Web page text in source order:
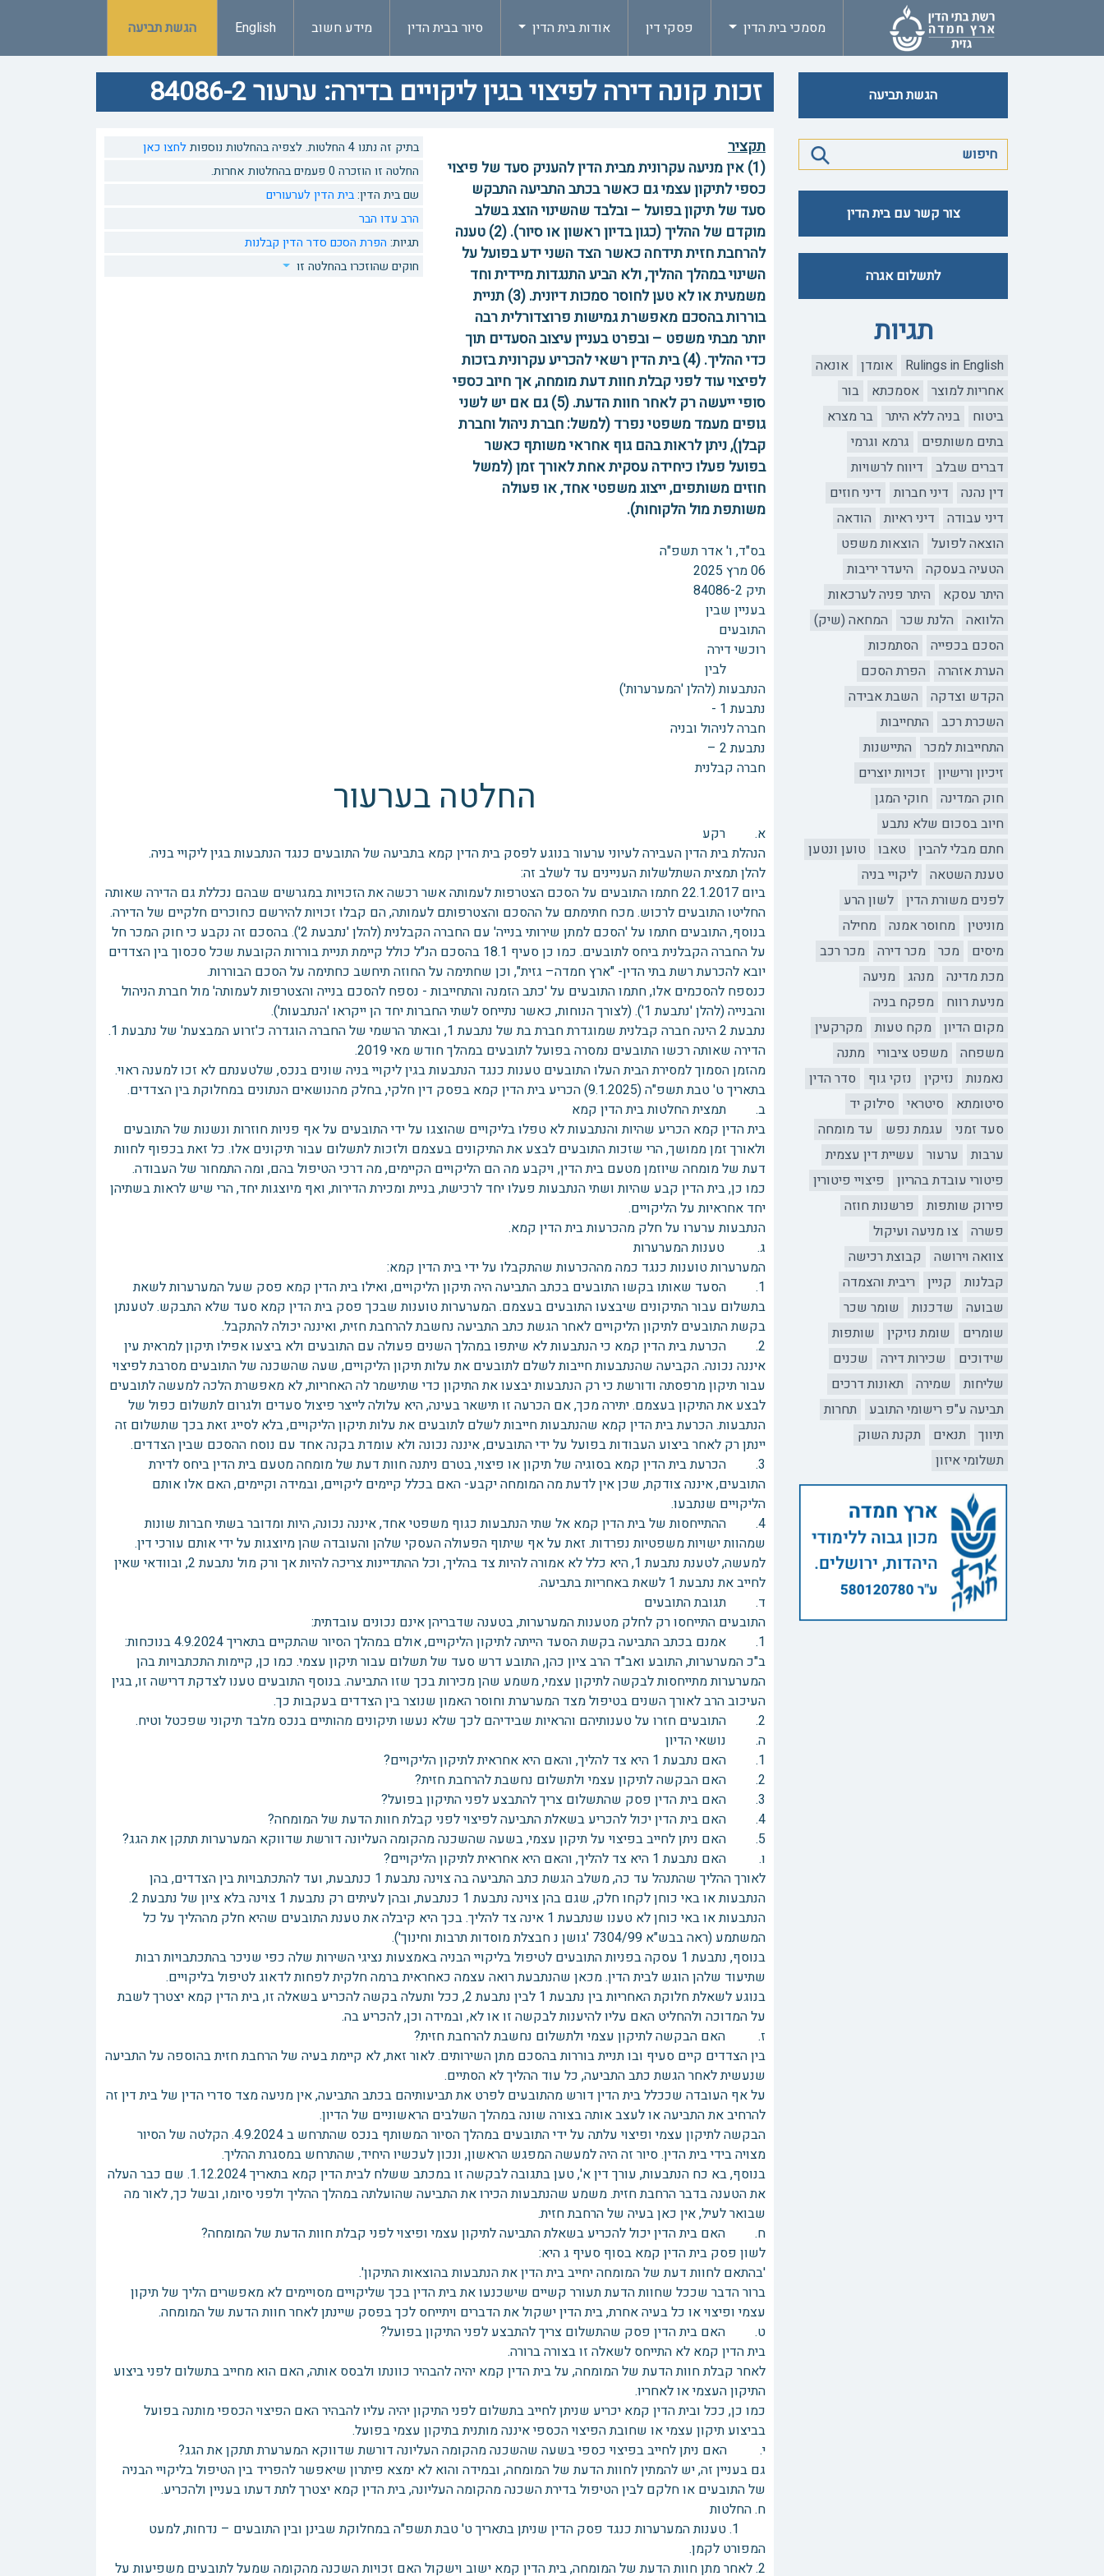
מסמכי בית הדין פסקי דין אודות בית הדין סיור בבית הדין מידע חשוב English הגשת תביעה
הגשת תביעה
צור קשר עם בית הדין
לתשלום אגרה
תגיות
Rulings in English אומדן
אונאה
אחריות למוצר
אסמכתא
בור
ביטוח
בניה ללא היתר
בר מצרא
בתים משותפים
גרמא וגרמי
דברים שבלב
דיווח לרשויות
דין נהנה
דיני חברות
דיני חוזים
דיני עבודה
דיני ראיות
הודאה
הוצאה לפועל
הוצאות משפט
הטעיה בעסקה
היעדר יריבות
היתר עסקא
היתר פניה לערכאות
הלוואה
הלנת שכר
המחאה (שיק)
הסכם בכפייה
הסתמכות
הערת אזהרה
הפרת הסכם
הקדש וצדקה
השבת אבידה
השכרת רכב
התחייבות
התחייבות למכר
התיישנות
זיכיון ורישיון
זכויות יוצרים
חוק המדינה
חוקי המגן
חיוב בסכום שלא נתבע
חתם מבלי להבין
טאבו
טוען ונטען
טענת השטאה
ליקויי בניה
לפנים משורת הדין
לשון הרע
מוניטין
מחוסר אמנה
מחילה
מיסים
מכר מכר דירה
מכר רכב
מכת מדינה
מנהג
מניעה
מניעת רווח
מפקח בניה
מקום הדיון
מקח טעות
מקרקעין
משפחה
משפט ציבורי
מתנה
נאמנות
נזיקין נזקי גוף
סדר הדין
סיטומתא
סיטראי
סילוק יד
סעד זמני
עגמת נפש
עד מומחה
ערבות
ערעור
עשיית דין עצמית
פיטורי עובדת בהריון
פיצויי פיטורין
פירוק שותפות
פרשנות חוזה
פשרה
צו מניעה ועיקול
צוואה וירושה
קבוצת רכישה
קבלנות
קניין
ריבית והצמדה
שבועה
שדכנות
שומר שכר
שומרים
שומת נזיקין
שותפות
שידוכים
שכירות דירה
שכנים
שליחות
שמירה
תאונות דרכים
תביעה ע"פ רישומי התובע
תחרות
תיווך
תנאים
תקנת השוק
תשלומי איזון
זכות קונה דירה לפיצוי בגין ליקויים בדירה: ערעור 84086-2
תקציר
(1) אין מניעה עקרונית מבית הדין להעניק סעד של פיצוי
כספי לתיקון עצמי גם כאשר בכתב התביעה התבקש
סעד של תיקון בפועל – ובלבד שהשינוי הוצג בשלב
מוקדם של ההליך (כגון בדיון ראשון או סיור). (2) טענה
להרחבת חזית תידחה כאשר הצד השני ידע בפועל על
השינוי במהלך ההליך, ולא הביע התנגדות מיידית וחד
משמעית או לא טען לחוסר סמכות דיונית. (3) תניית
בוררות בהסכם מאפשרת גמישות פרוצדורלית רבה
יותר מבתי משפט – ובפרט בעניין עיצוב הסעדים תוך
כדי ההליך. (4) בית הדין רשאי להכריע עקרונית בזכות
לפיצוי עוד לפני קבלת חוות דעת מומחה, אך חיוב כספי
סופי ייעשה רק לאחר חוות הדעת. (5) גם אם יש לשני
גופים מעמד משפטי נפרד (למשל: חברת ניהול וחברת
קבלן), ניתן לראות בהם גוף אחראי משותף כאשר
בפועל פעלו כיחידה עסקית אחת לאורך זמן (למשל
חוזים משותפים, ייצוג משפטי אחד, או פעולה
משותפת מול הלקוחות).
בתיק זה נתנו 4 החלטות. לצפיה בהחלטות נוספות
לחצו כאן
החלטה זו הוזכרה 0 פעמים בהחלטות אחרות.
שם בית הדין:בית הדין לערעורים
הרב עדו הבר
תגיות: הפרת הסכם סדר הדין קבלנות
חוקים שהוזכרו בהחלטה זו
בס"ד, ‏ו' אדר תשפ"ה
תיק 84086-2
בעניין שבין
התובעים
רוכשי דירה
לבין
הנתבעות (להלן 'המערערות')
נתבעת 1 -
חברה לניהול ובניה
נתבעת 2 –
חברה קבלנית
החלטה בערעור
א. רקע
הנהלת בית הדין העבירה לעיוני ערעור בנוגע לפסק בית הדין קמא בתביעה של התובעים כנגד הנתבעות בגין ליקויי בניה.
להלן תמצית השתלשלות העניינים עד לשלב זה:
ביום 22.1.2017 חתמו התובעים על הסכם הצטרפות לעמותה אשר רכשה את הזכויות במגרשים שבהם נכללת גם הדירה שאותה
החליטו התובעים לרכוש. מכח חתימתם על ההסכם והצטרפותם לעמותה, הם קבלו זכויות להירשם כחוכרים חלקיים של הדירה.
בנוסף, התובעים חתמו על 'הסכם למתן שירותי בנייה' עם החברה הקבלנית (להלן 'נתבעת 2'). בהסכם זה נקבע כי חוק המכר חל
על החברה הקבלנית ביחס לתובעים. כמו כן סעיף 18.1 בהסכם הנ"ל כולל קיימת תניית בוררות הקובעת שכל סכסוך בין הצדדים
יובא להכרעת רשת בתי הדין- "ארץ חמדה– גזית", וכן שחתימה על החוזה תיחשב כחתימה על הסכם הבוררות.
כנספח להסכמים אלו, חתמו התובעים על 'כתב הזמנה והתחייבות - נספח להסכם בנייה והצטרפות לעמותה' מול חברת הניהול
והבנייה (להלן 'נתבעת 1'). (לצורך הנוחות, כאשר נתייחס לשתי החברות יחד הן ייקראו 'הנתבעות').
נתבעת 2 הינה חברה קבלנית שמוגדרת חברת בת של נתבעת 1, ובאתר הרשמי של החברה הוגדרה כ'זרוע המבצעת' של נתבעת 1.
הדירה שאותה רכשו התובעים נמסרה בפועל לתובעים במהלך חודש מאי 2019.
מהזמן הסמוך למסירת הבית העלו התובעים טענות כנגד הנתבעות בגין ליקויי בניה שונים בנכס, שלטענתם לא זכו למענה ראוי.
בתאריך ט' טבת תשפ"ה (9.1.2025) הכריע בית הדין קמא בפסק דין חלקי, בחלק מהנושאים הנתונים במחלוקת בין הצדדים.
ב. תמצית החלטות בית הדין קמא
בית הדין קמא הכריע שהיות והנתבעות לא טפלו בליקויים שהוצגו על ידי התובעים על אף פניות חוזרות ונשנות של התובעים
ולאורך זמן ממושך, הרי שזכות התובעים לבצע את התיקונים בעצמם ולזכות לתשלום עבור תיקונים אלו. כל זאת בכפוף לחוות
דעת של מומחה שיוזמן מטעם בית הדין, ויקבע מה הם הליקויים הקיימים, מה דרכי הטיפול בהם, ומה התמחור של העבודה.
כמו כן, בית הדין קבע שהיות ושתי הנתבעות פעלו יחד לרכישת, בניית ומכירת הדירות, ואף מיוצגות יחד, הרי שיש לראות בשתיהן
יחד אחראיות על הליקויים.
הנתבעות ערערו על חלק מהכרעות בית הדין קמא.
ג. טענות המערערות
המערערות טוענות כנגד כמה מההכרעות שהתקבלו על ידי בית הדין קמא:
1. הסעד שאותו בקשו התובעים בכתב התביעה היה תיקון הליקויים, ואילו בית הדין קמא פסק שעל המערערות לשאת
בתשלום עבור התיקונים שיבצעו התובעים בעצמם. המערערות טוענות שבכך פסק בית הדין קמא סעד שלא התבקש. לטענתן
בקשת התובעים לתיקון הליקויים לאחר הגשת כתב התביעה נחשבת להרחבת חזית, ואיננה יכולה להתקבל.
2. הכרעת בית הדין קמא כי הנתבעות לא שיתפו במהלך השנים פעולה עם התובעים ולא ביצעו אפילו תיקון למראית עין
איננה נכונה. הקביעה שהנתבעות חייבות לשלם לתובעים את עלות תיקון הליקויים, שעה שהשכנה של התובעים מסרבת לפיצוי
עבור תיקון מרפסתה ודורשת כי רק הנתבעות יבצעו את התיקון כדי שתישמר לה האחריות, לא מאפשרת הלכה למעשה לתובעים
לבצע את התיקון בעצמם. יתירה מכך, אם הכרעה זו תישאר בעינה, היא עלולה לייצר פיצול סעדים ולגרום לתשלום כפול של
הנתבעות. הכרעת בית הדין קמא שהנתבעות חייבות לשלם לתובעים את עלות תיקון הליקויים, בלא לסייג זאת בכך שתשלום זה
יינתן רק לאחר ביצוע העבודות בפועל על ידי התובעים, איננה נכונה ולא עומדת בקנה אחד עם נוסח ההסכם שבין הצדדים.
3. הכרעת בית הדין קמא בסוגיה של תיקון או פיצוי, בטרם ניתנה חוות דעת של מומחה מטעם בית הדין ביחס לדירת
התובעים, איננה צודקת, שכן אין לדעת מה המומחה יקבע- האם בכלל קיימים ליקויים, ובמידה וקיימים, האם אלו אותם
הליקויים שנתבעו.
4. ההתייחסות של בית הדין קמא אל שתי הנתבעות כגוף משפטי אחד, איננה נכונה, היות ומדובר בשתי חברות שונות
שמהוות ישויות משפטיות נפרדות. זאת על אף שיתוף הפעולה העסקי שלהן והעובדה שהן מיוצגות על ידי אותם עורכי דין.
למעשה, לטענת נתבעת 1, היא כלל לא אמורה להיות צד בהליך, וכל ההתדיינות צריכה להיות אך ורק מול נתבעת 2, ובוודאי שאין
לחייב את נתבעת 1 לשאת באחריות בתביעה.
ד. תגובת התובעים
התובעים התייחסו רק לחלק מטענות המערערות, בטענה שדבריהן אינם נכונים עובדתית:
1. אמנם בכתב התביעה בקשת הסעד הייתה לתיקון הליקויים, אולם במהלך הסיור שהתקיים בתאריך 4.9.2024 בנוכחות:
ב"כ המערערות, התובע ואב"ד הרב ציון כהן, התובע דרש סעד של תשלום עבור תיקון עצמי. כמו כן, קיימות התכתבויות בהן
המערערות מתייחסות לבקשה לתיקון עצמי, משמע שהן מכירות בכך שזו התביעה. בנוסף התובעים טענו לצדקת דרישה זו, בגין
העיכוב הרב לאורך השנים בטיפול מצד המערערת וחוסר האמון שנוצר בין הצדדים בעקבות כך.
2. התובעים חזרו על טענותיהם והראיות שבידיהם לכך שלא נעשו תיקונים מהותיים בנכס מלבד תיקוני שפכטל וטיח.
ה. נושאי הדיון
1. האם נתבעת 1 היא צד להליך, והאם היא אחראית לתיקון הליקויים?
2. האם הבקשה לתיקון עצמי ולתשלום נחשבת להרחבת חזית?
3. האם בית הדין פסק שהתשלום צריך להתבצע לפני התיקון בפועל?
4. האם בית הדין יכול להכריע בשאלת התביעה לפיצוי לפני קבלת חוות הדעת של המומחה?
5. האם ניתן לחייב בפיצוי על תיקון עצמי, בשעה שהשכנה מהקומה העליונה דורשת שדווקא המערערות תתקן את הגג?
ו. האם נתבעת 1 היא צד להליך, והאם היא אחראית לתיקון הליקויים?
לאורך ההליך שהתנהל עד כה, משלב הגשת כתב התביעה בה צוינה נתבעת 1 כנתבעת, ועד להתכתבויות בין הצדדים, בהן
הנתבעות או באי כוחן לקחו חלק, שגם בהן צוינה נתבעת 1 כנתבעת, ובהן לעיתים רק נתבעת 1 צוינה בלא ציון של נתבעת 2.
הנתבעות או באי כוחן לא טענו שנתבעת 1 אינה צד להליך. בכך היא קיבלה את טענת התובעים שהיא חלק מההליך על כל
המשתמע (ראה בבש"א 7304/99 'גושן נ חבצלת מוסדות תרבות וחינוך').
בנוסף, נתבעת 1 עסקה בפניות התובעים לטיפול בליקויי הבניה באמצעות נציגי השירות שלה כפי שניכר בהתכתבויות רבות
שתיעוד שלהן הוגש לבית הדין. מכאן שהנתבעת רואה עצמה כאחראית ברמה חלקית לפחות לדאוג לטיפול בליקויים.
בנוגע לשאלת חלוקת האחריות בין נתבעת 1 לבין נתבעת 2, ככל ותעלה בקשה להכריע בשאלה זו, בית הדין קמא יצטרך לשבת
על המדוכה ולהחליט האם עליו להיענות לבקשה זו או לא, ובמידה וכן, להכריע בה.
ז. האם הבקשה לתיקון עצמי ולתשלום נחשבת להרחבת חזית?
בין הצדדים קיים סעיף ובו תניית בוררות בהסכם מתן השירותים. לאור זאת, לא קיימת בעיה של הרחבת חזית בהוספה על התביעה
שנעשית לאחר הגשת כתב התביעה, כל עוד ההליך לא הסתיים.
על אף העובדה שככלל בית הדין דורש מהתובעים לפרט את תביעותיהם בכתב התביעה, אין מניעה מצד סדרי הדין של בית דין זה
להרחיב את התביעה או לעצב אותה בצורה שונה במהלך השלבים הראשוניים של הדיון.
הבקשה לתיקון עצמי ופיצוי עלתה על ידי התובעים במהלך הסיור המשותף בנכס שהתרחש ב 4.9.2024. הקלטה של הסיור
מצויה בידי בית הדין. סיור זה היה למעשה המפגש הראשון, ונכון לעכשיו היחיד, שהתרחש במסגרת ההליך.
בנוסף, בא כח הנתבעות, עורך דין א', טען בתגובה לבקשה זו במכתב ששלח לבית הדין קמא בתאריך 1.12.2024. שם כבר העלה
את הטענה בדבר הרחבת חזית. משמע שהנתבעות הכירו את התביעה שהועלתה במהלך ההליך ולפני סיומו, ובשל כך, לאור מה
שבואר לעיל, אין כאן בעיה של הרחבת חזית.
ח. האם בית הדין יכול להכריע בשאלת התביעה לתיקון עצמי ופיצוי לפני קבלת חוות הדעת של המומחה?
לשון פסק בית הדין קמא בסוף סעיף ג היא:
'בהתאם לחוות דעת של המומחה יחייב בית הדין את הנתבעות בהוצאות התיקון'.
ברור הדבר שככל שחוות הדעת תעורר קשיים שישכנעו את בית הדין בכך שליקויים מסויימים לא מאפשרים הליך של תיקון
עצמי ופיצוי או כל בעיה אחרת, בית הדין ישקול את הדברים ויתייחס לכך בפסק שיינתן לאחר חוות הדעת של המומחה.
ט. האם בית הדין פסק שהתשלום צריך להתבצע לפני התיקון בפועל?
בית הדין קמא לא התייחס לשאלה זו בצורה ברורה.
לאחר קבלת חוות הדעת של המומחה, על בית הדין קמא יהיה להבהיר כוונתו ולבסס אותה, האם הוא מחייב בתשלום לפני ביצוע
התיקון העצמי או לאחריו.
כמו כן, ככל ובית הדין קמא יכריע שניתן לחייב בתשלום לפני התיקון יהיה עליו להבהיר האם הפיצוי הכספי מותנה בפועל
בביצוע תיקון עצמי או שחובת הפיצוי הכספי איננה מותנית בתיקון עצמי בפועל.
י. האם ניתן לחייב בפיצוי כספי בשעה שהשכנה מהקומה העליונה דורשת שדווקא המערערת תתקן את הגג?
גם בעניין זה, יש להמתין לחוות הדעת של המומחה, ובמידה והוא לא ימצא פיתרון שיאפשר להפריד בין הטיפול בליקויי הבניה
של התובעים או חלקם לבין הטיפול בדירת השכנה מהקומה העליונה, בית הדין קמא יצטרך לתת דעתו בעניין ולהכריע.
ח. החלטות
1. טענות המערערות כנגד פסק הדין שניתן בתאריך ט' טבת תשפ"ה במחלוקת שבינן ובין התובעים – נדחות, למעט
המפורט לקמן.
2. לאחר מתן חוות הדעת של המומחה, בית הדין קמא ישוב וישקול האם זכויות השכנה מהקומה שמעל לתובעים משפיעות על